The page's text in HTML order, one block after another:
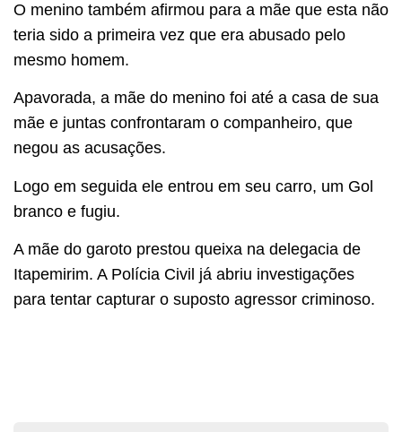
O menino também afirmou para a mãe que esta não
teria sido a primeira vez que era abusado pelo
mesmo homem.
Apavorada, a mãe do menino foi até a casa de sua
mãe e juntas confrontaram o companheiro, que
negou as acusações.
Logo em seguida ele entrou em seu carro, um Gol
branco e fugiu.
A mãe do garoto prestou queixa na delegacia de
Itapemirim. A Polícia Civil já abriu investigações
para tentar capturar o suposto agressor criminoso.